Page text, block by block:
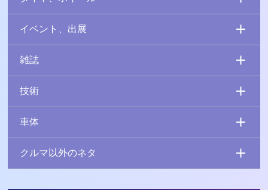
イベント、出展
雑誌
技術
車体
クルマ以外のネタ